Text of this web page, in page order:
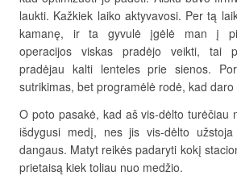
laukti. Kažkiek laiko aktyvavosi. Per tą
kamanę, ir ta gyvulė įgėlė man į
operacijos viskas pradėjo veikti, tai
pradėjau kalti lenteles prie sienos.
sutrikimas, bet programėlė rodė, kad
O poto pasakė, kad aš vis-dėlto turėčiau
išdygusi medį, nes jis vis-dėlto
dangaus. Matyt reikės padaryti kokį
prietaisą kiek toliau nuo medžio.